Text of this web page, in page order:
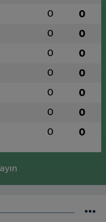
0 0
0 0
0 0
0 0
0 0
0 0
0 0